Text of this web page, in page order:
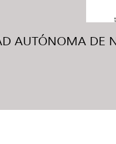
AUTÓNOMA DE